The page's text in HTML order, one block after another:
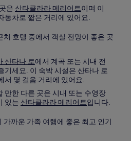
은 산타클라라 메리어트이며 이
동차로 짧은 거리에 있어요.
처 호텔 중에서 객실 전망이 좋은 곳
산타나 로에서 계곡 또는 시내 전
기세요. 이 숙박 시설은 산타나 로
서 몇 걸음 거리에 있어요.
만한 다른 곳은 시내 또는 수영장
있는 산타클라라 메리어트입니다.
까운 가족 여행에 좋은 최고 인기